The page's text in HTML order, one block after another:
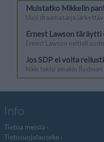
Info
Tietoa meistä
Tietosuojalauseke